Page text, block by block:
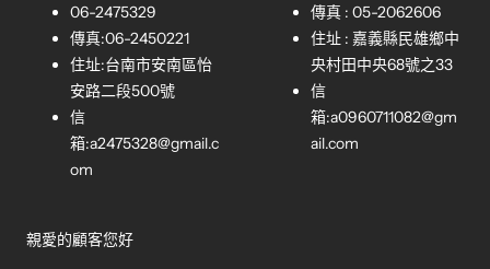
06-2475329
傳真:06-2450221
住址:台南市安南區怡
安路二段500號
信
箱:a2475328@gmail.c
om
傳真 : 05-2062606
住址 : 嘉義縣民雄鄉中
央村田中央68號之33
信
箱:a0960711082@gm
ail.com
親愛的顧客您好